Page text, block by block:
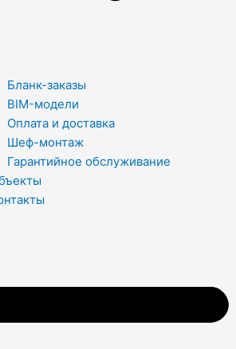
Бланк-заказы
BIM-модели
Оплата и доставка
Шеф-монтаж
Гарантийное обслуживание